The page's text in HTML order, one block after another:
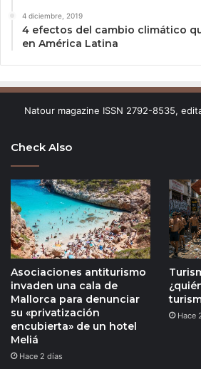
4 diciembre, 2019
4 efectos del cambio climático
en América Latina
Natour magazine ISSN 2792-8535,
Check Also
Asociaciones antiturismo
invaden una cala de
Mallorca para denunciar
su «privatización
encubierta» de un hotel
Meliá
Hace 2 días
Hace